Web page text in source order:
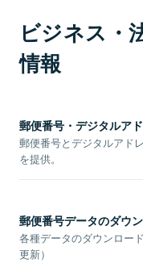
ビジネス・
情報
郵便番号・デジタルア
郵便番号とデジタルアド
を提供。
郵便番号データのダウ
各種データのダウンロー
更新）